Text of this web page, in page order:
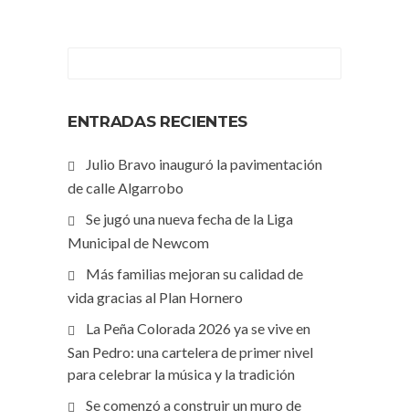
ENTRADAS RECIENTES
Julio Bravo inauguró la pavimentación
de calle Algarrobo
Se jugó una nueva fecha de la Liga
Municipal de Newcom
Más familias mejoran su calidad de
vida gracias al Plan Hornero
La Peña Colorada 2026 ya se vive en
San Pedro: una cartelera de primer nivel
para celebrar la música y la tradición
Se comenzó a construir un muro de